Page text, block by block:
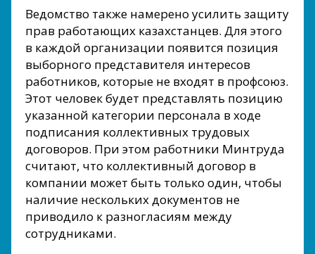
Ведомство также намерено усилить защиту
прав работающих казахстанцев. Для этого
в каждой организации появится позиция
выборного представителя интересов
работников, которые не входят в профсоюз.
Этот человек будет представлять позицию
указанной категории персонала в ходе
подписания коллективных трудовых
договоров. При этом работники Минтруда
считают, что коллективный договор в
компании может быть только один, чтобы
наличие нескольких документов не
приводило к разногласиям между
сотрудниками.